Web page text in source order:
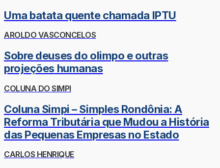
Uma batata quente chamada IPTU
AROLDO VASCONCELOS
Sobre deuses do olimpo e outras
projeções humanas
COLUNA DO SIMPI
Coluna Simpi – Simples Rondônia: A
Reforma Tributária que Mudou a História
das Pequenas Empresas no Estado
CARLOS HENRIQUE